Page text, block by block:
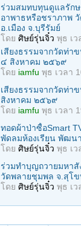
ร่วมสมทบทุนดูแลรัก
อาพาธหรือชราภาพ
อ.เมือง จ.บุรีรัมย์
โดย ศิษย์รุ่นจิ๋ว พุธ เว
เสียงธรรมจากวัดท่า
๔ สิงหาคม ๒๕๖๙
โดย iamfu พุธ เวลา
เสียงธรรมจากวัดท่
สิงหาคม ๒๕๖๙
โดย iamfu พุธ เวลา
ทอดผ้าป่าซื้อSmart
พัดลมห้องเรียน พัฒน
โดย ศิษย์รุ่นจิ๋ว พุธ เว
ร่วมทําบุญถวายมหา
วัดพลายชุมพล จ.สุโข
โดย ศิษย์รุ่นจิ๋ว พุธ เว